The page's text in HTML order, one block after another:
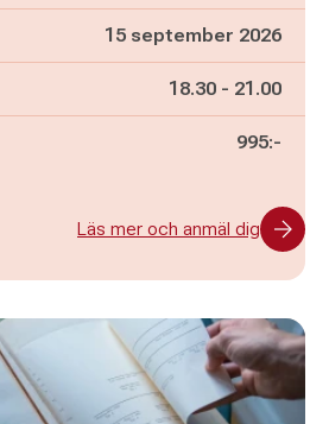
15 september 2026
Pågår mellan
18.30 - och
21.00
995:-
Läs mer och anmäl dig